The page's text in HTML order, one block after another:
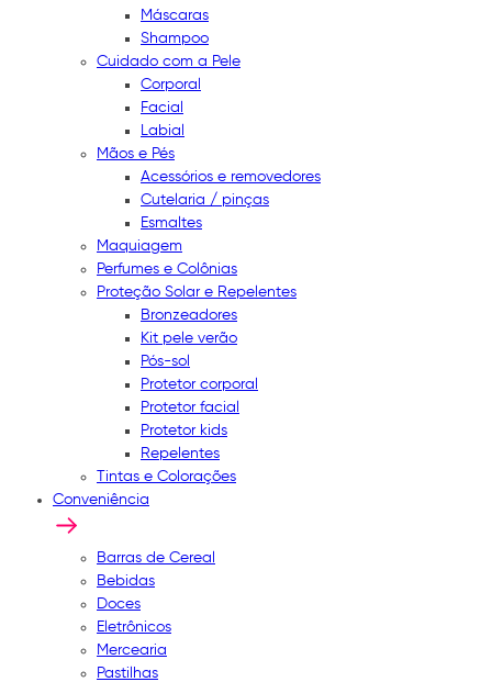
Máscaras
Shampoo
Cuidado com a Pele
Corporal
Facial
Labial
Mãos e Pés
Acessórios e removedores
Cutelaria / pinças
Esmaltes
Maquiagem
Perfumes e Colônias
Proteção Solar e Repelentes
Bronzeadores
Kit pele verão
Pós-sol
Protetor corporal
Protetor facial
Protetor kids
Repelentes
Tintas e Colorações
Conveniência
Barras de Cereal
Bebidas
Doces
Eletrônicos
Mercearia
Pastilhas